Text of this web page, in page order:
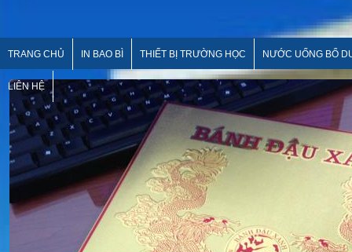
TRANG CHỦ IN BAO BÌ THIẾT BỊ TRƯỜNG HỌC NƯỚC UỐNG BỔ
LIÊN HỆ